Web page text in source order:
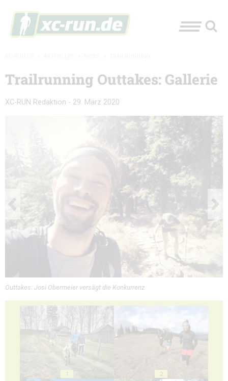
Trailrunning Outtakes: Gallerie
XC-RUN Redaktion - 29. März 2020
Outtakes: Josi Obermeier versägt die Konkurrenz
1 2